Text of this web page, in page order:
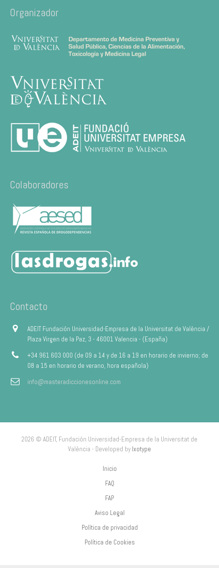
Organizador
Colaboradores
Contacto
ADEIT Fundación Universidad-Empresa de la Universitat de València /
Plaza Virgen de la Paz, 3 - 46001 Valencia - (España)
+34 961 603 000 (de 09 a 14 y de 16 a 19 en horario de invierno; de
08 a 15 en horario de verano, hora española)
info@masteradiccionesonline.com
2026 © ADEIT, Fundación Universidad-Empresa de la Universitat de
València - Developed by Ixotype
Inicio
FAQ
FAP
Aviso Legal
Política de privacidad
Política de Cookies